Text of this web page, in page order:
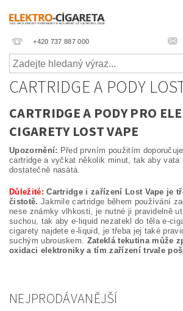
+420 737 887 000
CARTRIDGE A PODY
CARTRIDGE A PODY PRO
CIGARETY LOST VAPE
Upozornění: Před prvním použitím
cartridge a vyčkat několik minut, tak aby vata
dostatečně nasátá.
Důležité: Cartridge i zařízení Lost Vape je
čistotě. Jakmile cartridge během používání
nese známky vlhkosti, je nutné ji pravidelně
suchou, tak aby e-liquid nezatekl do těla e-
cigarety najdete e-liquid, je třeba jej také
suchým ubrouskem. Zateklá tekutina může
oxidaci elektroniky a tím zařízení trvale
NEJPRODÁVANĚJŠÍ